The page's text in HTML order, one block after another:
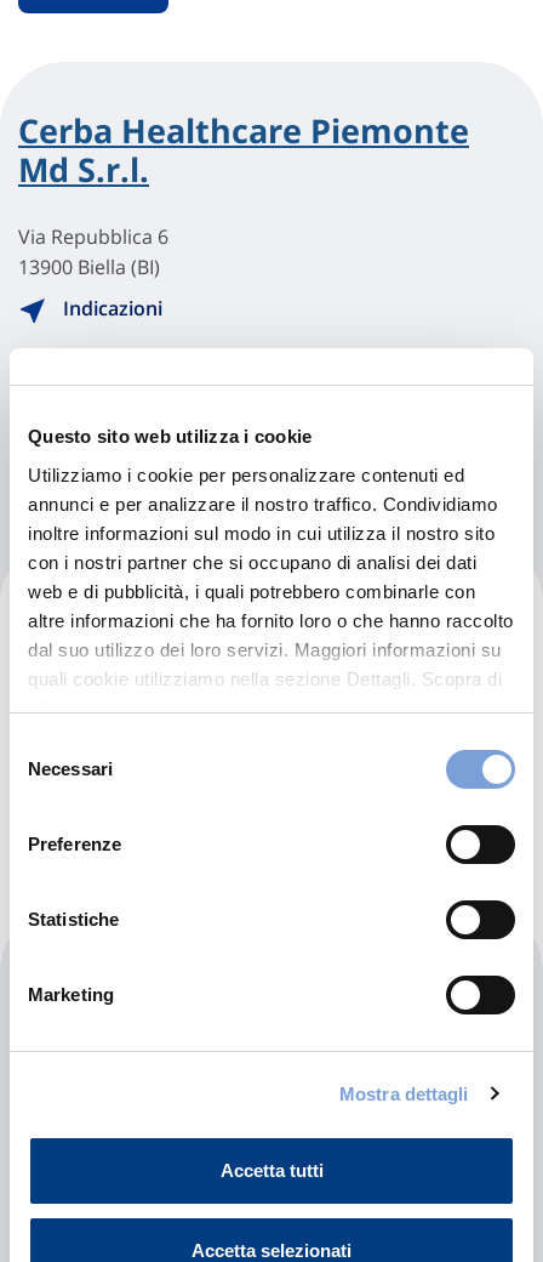
Questo sito web utilizza i cookie
Utilizziamo i cookie per personalizzare contenuti ed
annunci e per analizzare il nostro traffico. Condividiamo
inoltre informazioni sul modo in cui utilizza il nostro sito
con i nostri partner che si occupano di analisi dei dati
web e di pubblicità, i quali potrebbero combinarle con
altre informazioni che ha fornito loro o che hanno raccolto
dal suo utilizzo dei loro servizi. Maggiori informazioni su
quali cookie utilizziamo nella sezione Dettagli. Scopra di
più su chi siamo, come può contattarci e come trattiamo i
può trovare nel footer del sito nella sezione "Informativa
delNecessari
Preferenze
Statistiche
Marketing
Mostra dettagli
Accetta tutti
Accetta selezionati
Cerba Healthcare Piemonte
Md S.r.l.
Via Repubblica 6
13900 Biella (BI)
Indicazioni
Dott.ssa Maria Cristina Bodo
Via La Marmora 14
bloisefisioterapia@gmail.com